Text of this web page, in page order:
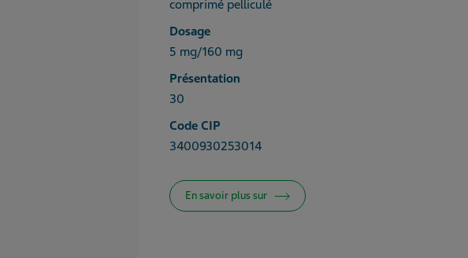
comprimé pelliculé
Dosage
5 mg/160 mg
Présentation
30
Code CIP
3400930253014
En savoir plus sur